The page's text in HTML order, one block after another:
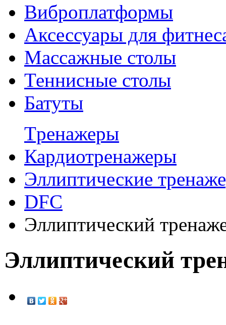
Виброплатформы
Аксессуары для
Массажные столы
Теннисные столы
Батуты
Tренажеры
Кардиотренажеры
Эллиптические
DFC
Эллиптический
Эллиптический